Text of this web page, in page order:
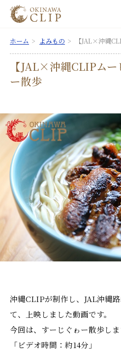
ホーム よみもの 【JAL×沖縄
【JAL×沖縄CLIPム
ー散歩
沖縄CLIPが制作し、JAL沖縄
て、上映しました動画です。
今回は、すーじぐゎー散歩しま
「ビデオ時間：約14分」